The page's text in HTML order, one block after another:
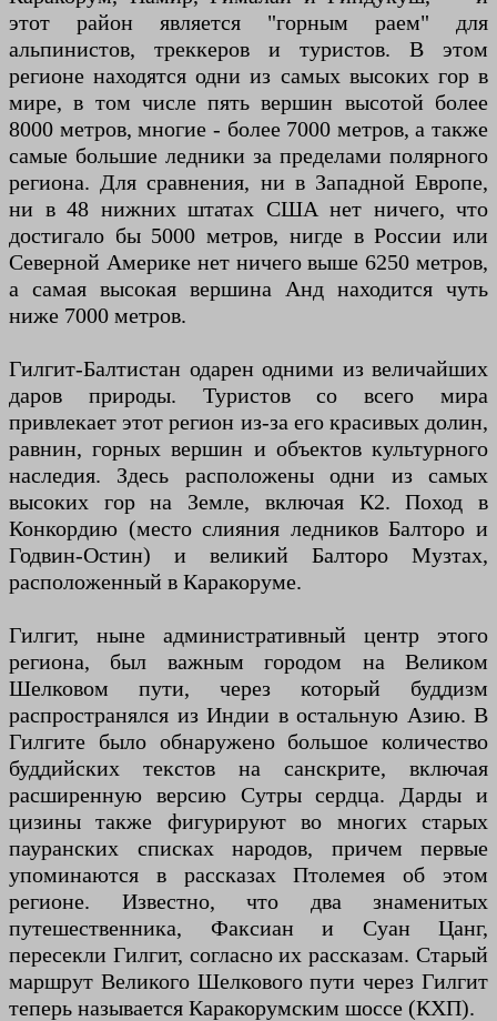
этот район является "горным раем" для
альпинистов, треккеров и туристов. В этом
регионе находятся одни из самых высоких гор в
мире, в том числе пять вершин высотой более
8000 метров, многие - более 7000 метров, а также
самые большие ледники за пределами полярного
региона. Для сравнения, ни в Западной Европе,
ни в 48 нижних штатах США нет ничего, что
достигало бы 5000 метров, нигде в России или
Северной Америке нет ничего выше 6250 метров,
а самая высокая вершина Анд находится чуть
ниже 7000 метров.
Гилгит-Балтистан одарен одними из величайших
даров природы. Туристов со всего мира
привлекает этот регион из-за его красивых долин,
равнин, горных вершин и объектов культурного
наследия. Здесь расположены одни из самых
высоких гор на Земле, включая К2. Поход в
Конкордию (место слияния ледников Балторо и
Годвин-Остин) и великий Балторо Музтах,
расположенный в Каракоруме.
Гилгит, ныне административный центр этого
региона, был важным городом на Великом
Шелковом пути, через который буддизм
распространялся из Индии в остальную Азию. В
Гилгите было обнаружено большое количество
буддийских текстов на санскрите, включая
расширенную версию Сутры сердца. Дарды и
цизины также фигурируют во многих старых
пауранских списках народов, причем первые
упоминаются в рассказах Птолемея об этом
регионе. Известно, что два знаменитых
путешественника, Факсиан и Суан Цанг,
пересекли Гилгит, согласно их рассказам. Старый
маршрут Великого Шелкового пути через Гилгит
теперь называется Каракорумским шоссе (КХП).